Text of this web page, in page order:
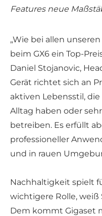
Features neue
„Wie bei allen
beim GX6 ein Top-
Daniel Stojanovic,
Gerät richtet sich an
aktiven Lebensstil,
Alltag haben oder
betreiben. Es erfüllt
professioneller
und in rauen
Nachhaltigkeit spielt
wichtigere Rolle, weiß
Dem kommt Gigaset